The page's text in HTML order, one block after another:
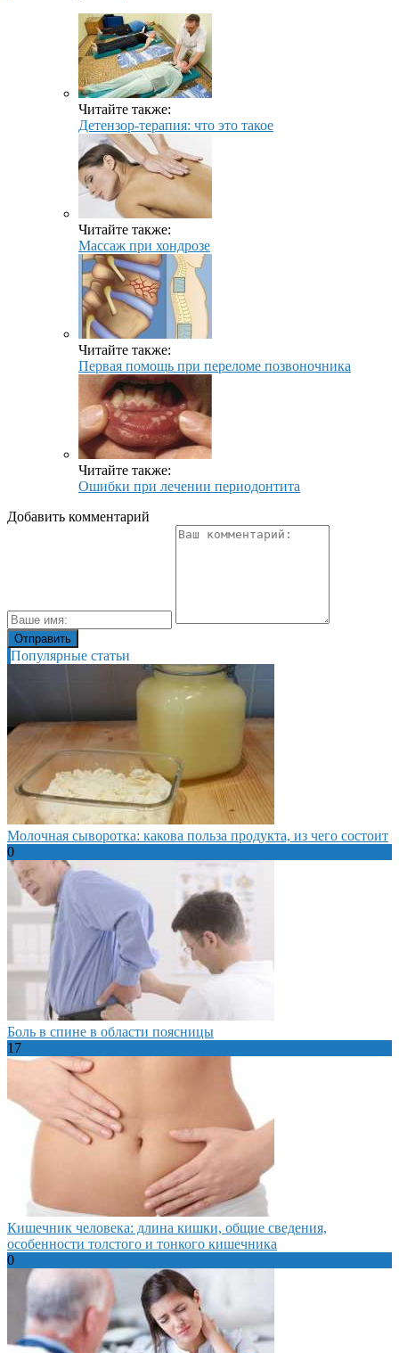
Читайте также:
Детензор-терапия: что это такое
Читайте также:
Массаж при хондрозе
Читайте также:
Первая помощь при переломе позвоночника
Читайте также:
Ошибки при лечении периодонтита
Добавить комментарий
Популярные статьи
Молочная сыворотка: какова польза продукта, из чего состоит
0
Боль в спине в области поясницы
17
Кишечник человека: длина кишки, общие сведения,
особенности толстого и тонкого кишечника
0